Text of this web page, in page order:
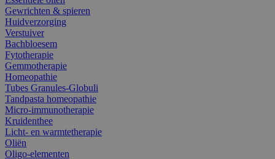
Gewrichten & spieren
Huidverzorging
Verstuiver
Bachbloesem
Fytotherapie
Gemmotherapie
Homeopathie
Tubes Granules-Globuli
Tandpasta homeopathie
Micro-immunotherapie
Kruidenthee
Licht- en warmtetherapie
Oliën
Oligo-elementen